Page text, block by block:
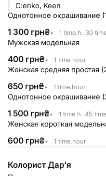
C:enko, Keen
Однотонное окрашивание
1 300 грн₴• 1 time.h. 30
Мужская модельная
400 грн₴• 1 time.hour
Женская средняя простая
650 грн₴• 1 time.hour
Однотонное окрашивание
1 500 грн₴• 1 time.h. 45
Женская короткая
600 грн₴• 1 time.hour
Колорист Дар'я